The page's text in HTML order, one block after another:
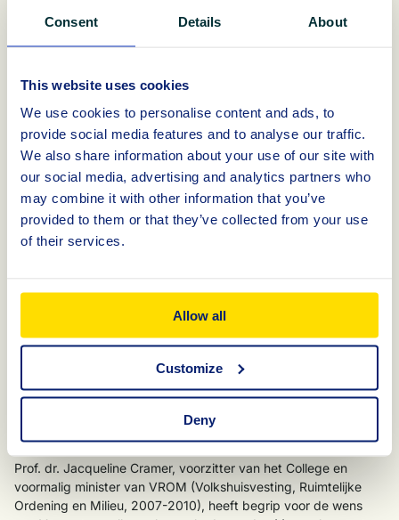
Consent Details About
This website uses cookies
We use cookies to personalise content and ads, to
provide social media features and to analyse our traffic.
We also share information about your use of our site with
our social media, advertising and analytics partners who
may combine it with other information that you’ve
provided to them or that they’ve collected from your use
of their services.
Allow all
Customize
Deny
Een waardevolle stap binnen de nieuwe merkstrategie is dat de
zich niet beperkt tot duurzaam verpakken, maar over alle
facetten van de verpakkingsketen gaat, van
consumentengedrag tot wetgeving, van verpakkingsontwerp
tot recycling. “Werken onder één naam helpt om de kennis die
binnen alle onderdelen van onze organisatie aanwezig is, te
bundelen en uit te dragen", stelt Klein Lankhorst. “Kennis is een
integraal onderdeel van wie wij zijn. Door kennis onder de naam
Verpact uit te dragen, maken we duidelijk waar onze inzichten
vandaan komen.”
blijft gewaarborgd via het College van Onafhankelijke Experts.
Dit college heeft in de huidige constructie de taak om vanuit
haar deskundigheid, gevraagd en ongevraagd advies te geven
verpakken. “Wij hechten er sterk aan dat de onafhankelijke
positie van het college stevig blijft,” aldus Klein Lankhorst. “In
de nieuwe situatie wordt hun aandachtsgebied verruimd tot
Prof. dr. Jacqueline Cramer, voorzitter van het College en
voormalig minister van VROM (Volkshuisvesting, Ruimtelijke
Ordening en Milieu, 2007-2010), heeft begrip voor de wens